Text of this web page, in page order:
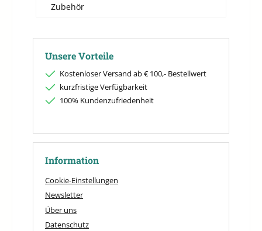
Zubehör
Unsere Vorteile
Kostenloser Versand ab € 100,- Bestellwert
kurzfristige Verfügbarkeit
100% Kundenzufriedenheit
Information
Cookie-Einstellungen
Newsletter
Über uns
Datenschutz